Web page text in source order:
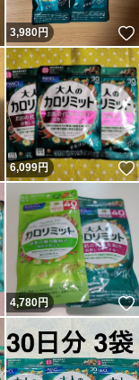
いいね！
3,980円
いいね！
6,099円
いいね！
4,780円